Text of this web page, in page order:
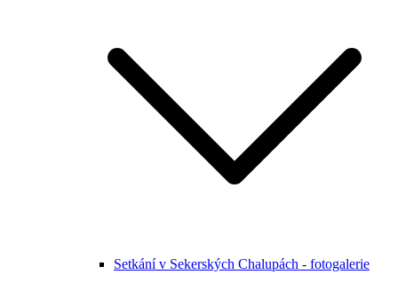
Setkání v Sekerských Chalupách - fotogalerie